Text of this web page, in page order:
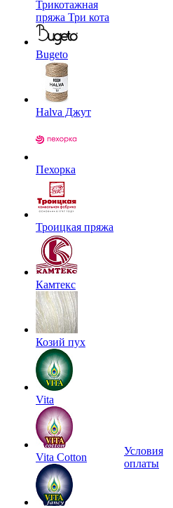
Трикотажная
пряжа Три кота
Bugeto
Halva Джут
Пехорка
Троицкая пряжа
Камтекс
Козий пух
Vita
Vita Cotton
Условия
оплаты